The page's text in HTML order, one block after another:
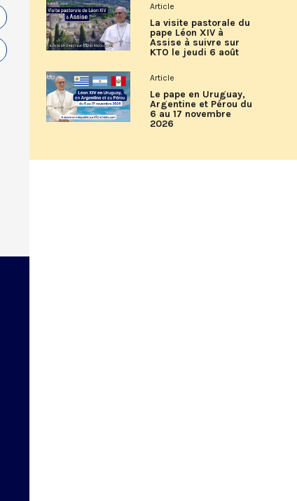
Article
La visite pastorale du
pape Léon XIV à
Assise à suivre sur
KTO le jeudi 6 août
Article
Le pape en Uruguay,
Argentine et Pérou du
6 au 17 novembre
2026